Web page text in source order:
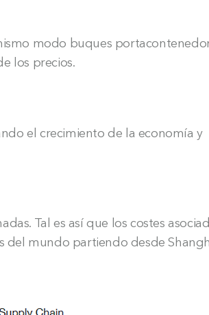
modo buques
los precios.
el crecimiento de la economía y
Tal es así que los costes
del mundo partiendo desde